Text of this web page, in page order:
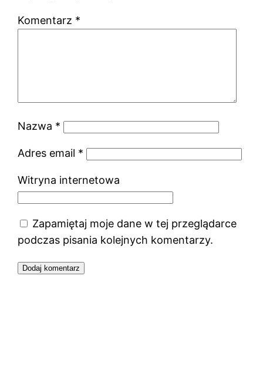
Komentarz *
Nazwa *
Adres email *
Witryna internetowa
Zapamiętaj moje dane w tej przeglądarce
podczas pisania kolejnych komentarzy.